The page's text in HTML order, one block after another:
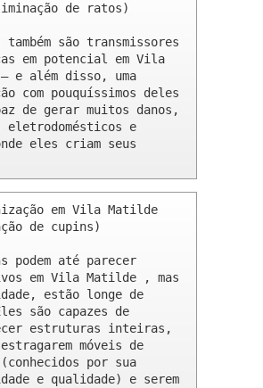
de ratos)
são transmissores
em potencial em Vila
e além disso, uma
com pouquíssimos deles
de gerar muitos danos,
eletrodomésticos e
eles criam seus
em Vila Matilde
de cupins)
podem até parecer
em Vila Matilde , mas
estão longe de
são capazes de
estruturas inteiras,
móveis de
por sua
e qualidade) e serem